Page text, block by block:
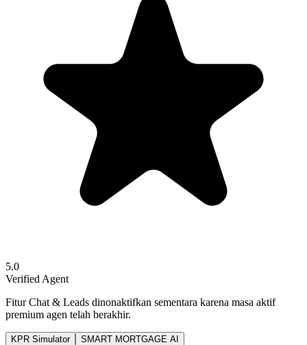
5.0
Verified Agent
Fitur Chat & Leads dinonaktifkan sementara karena masa aktif
premium agen telah berakhir.
KPR Simulator SMART MORTGAGE AI